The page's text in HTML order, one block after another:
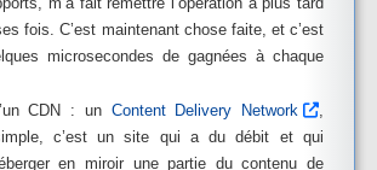
fois. C’est maintenant chose faite, et c’est
microsecondes de gagnées à chaque
CDN : un Content Delivery Network
,
c’est un site qui a du débit et qui
en miroir une partie du contenu de